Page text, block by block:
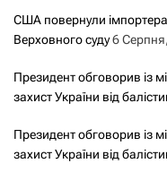
и
США повернули
Верховного суду6
Президент обговорив із
захист України від
Президент обговорив із
захист України від